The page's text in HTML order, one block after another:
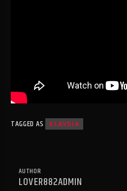
TAGGED AS KLAVDIA
AUTHOR
LOVER882ADMIN